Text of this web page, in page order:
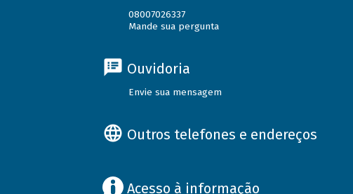
08007026337
Mande sua pergunta
Ouvidoria
Envie sua mensagem
Outros telefones e endereços
Acesso à informação